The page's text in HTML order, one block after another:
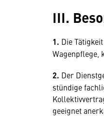
III.
1. Die
Wagenpflege,
2. Der
stündige
geeignet